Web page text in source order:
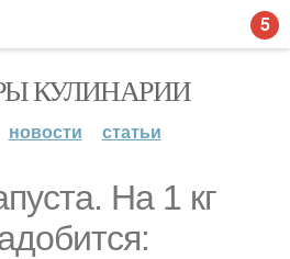
КУЛИНАРИИ
новости статьи
На 1 кг
5